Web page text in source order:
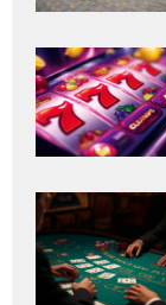
Adaugă
aici textul
pentru
subtitlu
Adaugă
aici textul
pentru
subtitlu